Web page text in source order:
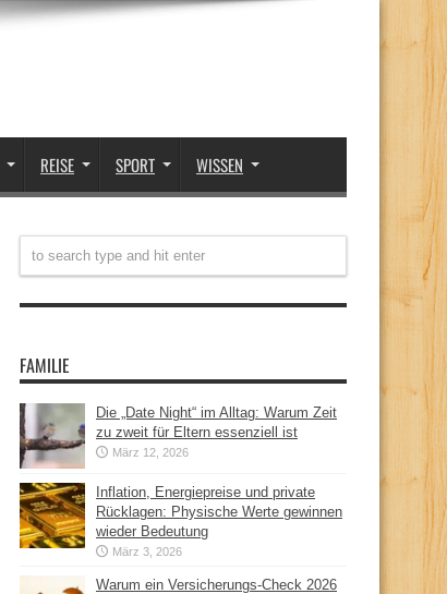
REISE SPORT WISSEN
FAMILIE
Die „Date Night“ im Alltag: Warum Zeit
zu zweit für Eltern essenziell ist
März 12, 2026
Inflation, Energiepreise und private
Rücklagen: Physische Werte gewinnen
wieder Bedeutung
März 3, 2026
Warum ein Versicherungs-Check 2026